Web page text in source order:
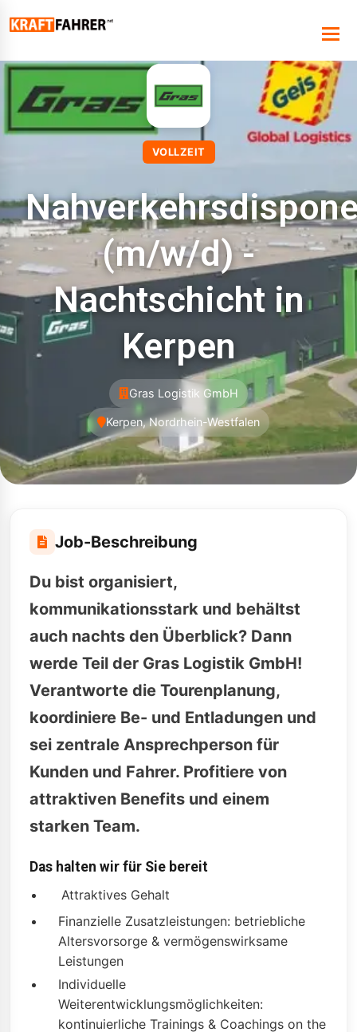
VOLLZEIT
(m/w/d) -
Nachtschicht in
Kerpen
Gras Logistik GmbH
Kerpen, Nordrhein-Westfalen
Job-Beschreibung
Du bist organisiert,
kommunikationsstark und behältst
auch nachts den Überblick? Dann
werde Teil der Gras Logistik GmbH!
Verantworte die Tourenplanung,
koordiniere Be- und Entladungen und
sei zentrale Ansprechperson für
Kunden und Fahrer. Profitiere von
attraktiven Benefits und einem
starken Team.
Das halten wir für Sie bereit
Attraktives Gehalt
Finanzielle Zusatzleistungen: betriebliche
Altersvorsorge & vermögenswirksame
Leistungen
Individuelle
Weiterentwicklungsmöglichkeiten:
kontinuierliche Trainings & Coachings on the